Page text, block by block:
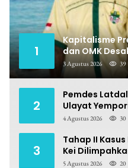
1
Kapitalisme
dan OMK
Pungli
3 Agustus 2026 39
2
Pemdes
Ulayat
Sengketa
4 Agustus 2026 30
3
Tahap II
Kei
5 Agustus 2026 20